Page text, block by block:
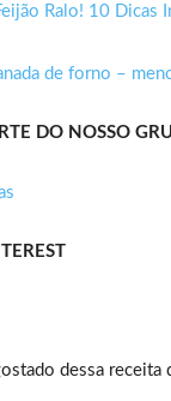
Ralo! 10 Dicas
de forno –
DO NOSSO
dessa receita